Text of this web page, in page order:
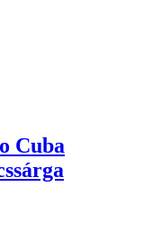
Cuba